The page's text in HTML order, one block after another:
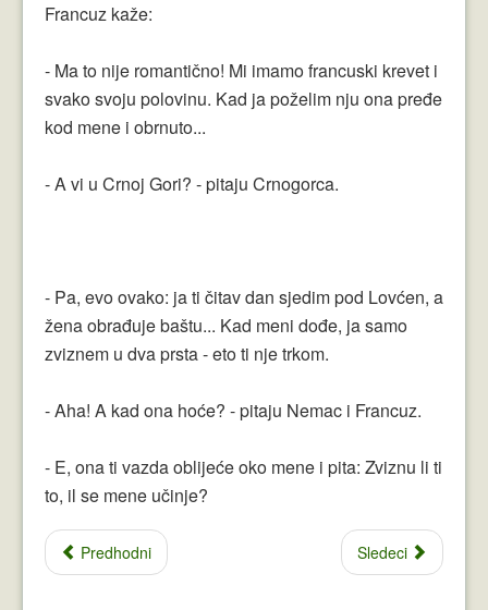
Francuz kaže:
- Ma to nije romantično! Mi imamo francuski krevet i
svako svoju polovinu. Kad ja poželim nju ona pređe
kod mene i obrnuto...
- A vi u Crnoj Gori? - pitaju Crnogorca.
- Pa, evo ovako: ja ti čitav dan sjedim pod Lovćen, a
žena obrađuje baštu... Kad meni dođe, ja samo
zviznem u dva prsta - eto ti nje trkom.
- Aha! A kad ona hoće? - pitaju Nemac i Francuz.
- E, ona ti vazda oblijeće oko mene i pita: Zviznu li ti
to, il se mene učinje?
Predhodni Sledeci